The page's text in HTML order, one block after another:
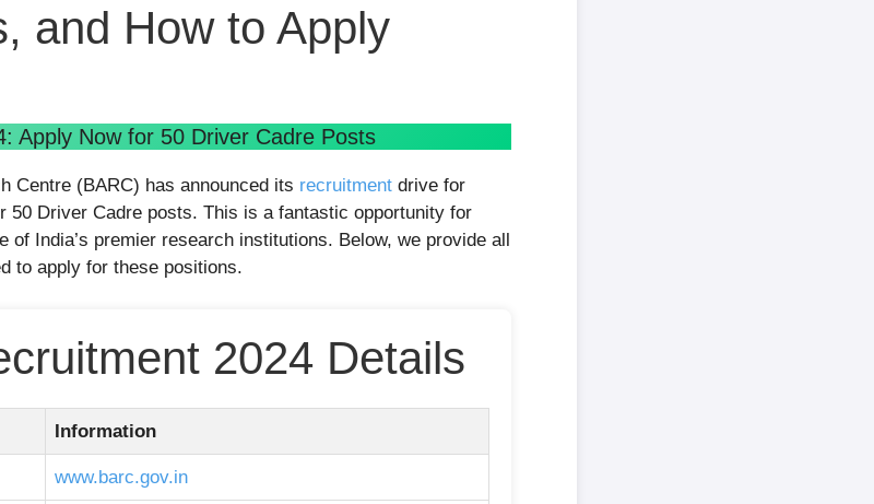
and How to Apply
Apply Now for 50 Driver Cadre Posts
Centre (BARC) has announced its recruitment drive for
50 Driver Cadre posts. This is a fantastic opportunity for
of India’s premier research institutions. Below, we provide all
to apply for these positions.
2024 Details
Information
www.barc.gov.in